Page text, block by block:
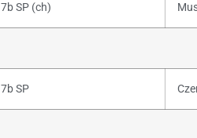
7b SP (ch)
7b SP